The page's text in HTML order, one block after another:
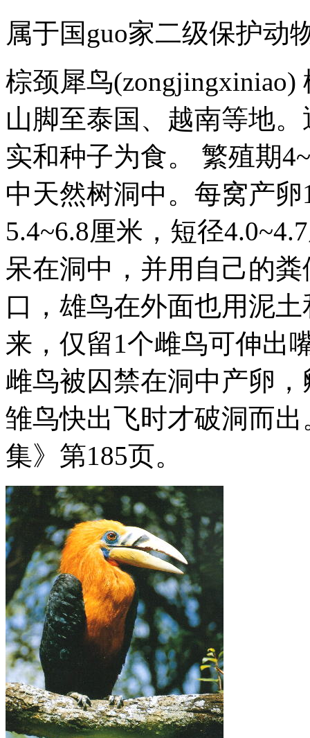
属于国guo家二级保护动
棕颈犀鸟
山脚至泰国、越南等地
实和种子为食。 繁殖期
中天然树洞中。每窝产
5.4~6.8厘米，短径
呆在洞中，并用自己的
口，雄鸟在外面也用泥
来，仅留1个雌鸟可伸出
雌鸟被囚禁在洞中产卵
雏鸟快出飞时才破洞而
集》第185页。